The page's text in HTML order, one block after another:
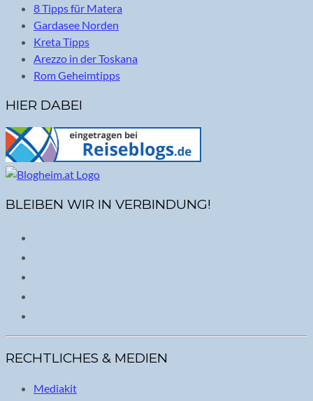
8 Tipps für Matera
Gardasee Norden
Kreta Tipps
Arezzo in der Toskana
Rom Geheimtipps
HIER DABEI
BLEIBEN WIR IN VERBINDUNG!
RECHTLICHES & MEDIEN
Mediakit